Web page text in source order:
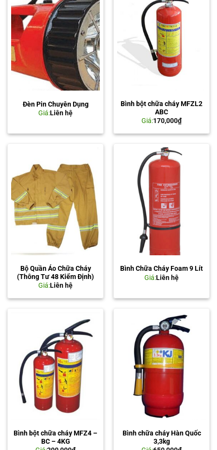
Đèn Pin Chuyên Dụng
Giá:Liên hệ
Bình bột chữa cháy MFZL2
ABC
Giá:170,000₫
Bộ Quần Áo Chữa Cháy
(Thông Tư 48 Kiểm Định)
Giá:Liên hệ
Bình Chữa Cháy Foam 9 Lít
Giá:Liên hệ
Bình bột chữa cháy MFZ4 –
BC – 4KG
Bình chữa cháy Hàn Quốc
3,3kg